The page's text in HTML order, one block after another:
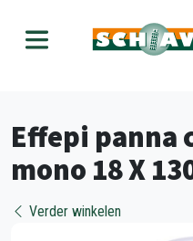
Effepi panna
mono 18 X
Verder winkelen